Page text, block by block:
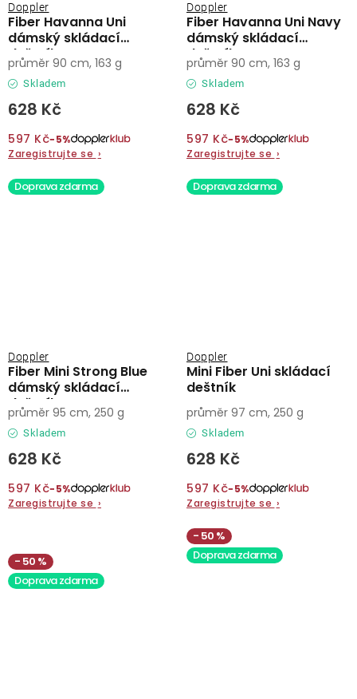
Fiber Havanna Uni
dámský skládací
deštník
Doppler
Skladem
628 Kč
597 Kč−5%
Zaregistrujte se ›
průměr 90 cm, 163 g
Fiber Havanna Uni Navy
dámský skládací
deštník
Doppler
Skladem
628 Kč
597 Kč−5%
Zaregistrujte se ›
průměr 90 cm, 163 g
Doprava zdarma
Fiber Mini Strong Blue
dámský skládací
deštník
Doppler
Skladem
628 Kč
597 Kč−5%
Zaregistrujte se ›
průměr 95 cm, 250 g
Doprava zdarma
Mini Fiber Uni skládací
deštník
Doppler
Skladem
628 Kč
597 Kč−5%
Zaregistrujte se ›
průměr 97 cm, 250 g
50 %
Doprava zdarma
50 %
Doprava zdarma